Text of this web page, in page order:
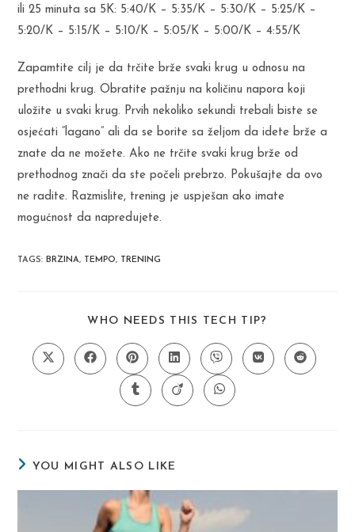
ili 25 minuta sa 5K: 5:40/K – 5:35/K – 5:30/K – 5:25/K –
5:20/K – 5:15/K – 5:10/K – 5:05/K – 5:00/K – 4:55/K
Zapamtite cilj je da trčite brže svaki krug u odnosu na
prethodni krug. Obratite pažnju na količinu napora koji
uložite u svaki krug. Prvih nekoliko sekundi trebali biste se
osjećati “lagano” ali da se borite sa željom da idete brže a
znate da ne možete. Ako ne trčite svaki krug brže od
prethodnog znači da ste počeli prebrzo. Pokušajte da ovo
ne radite. Razmislite, trening je uspješan ako imate
mogućnost da napredujete.
TAGS: BRZINA, TEMPO, TRENING
WHO NEEDS THIS TECH TIP?
CONTENT
Opens
in
Opens
in
Opens
in
a
new
window
Opens
in
a
new
window
Opens
in
a
new
window
Opens
in
Opens
in
Opens
in
Opens
in
Opens
in
YOU MIGHT ALSO LIKE